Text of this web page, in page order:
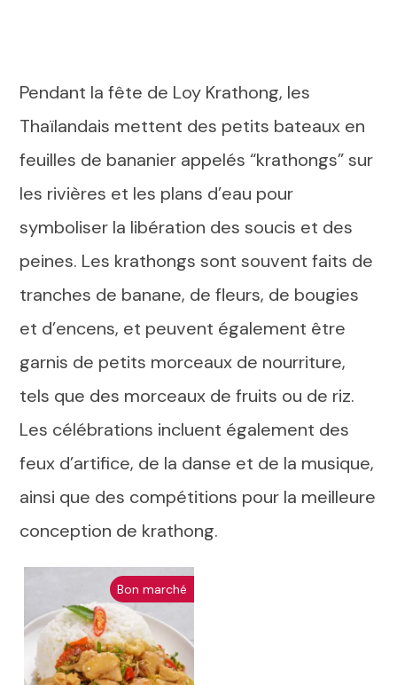
Pendant la fête de Loy Krathong, les
Thaïlandais mettent des petits bateaux en
feuilles de bananier appelés “krathongs” sur
les rivières et les plans d’eau pour
symboliser la libération des soucis et des
peines. Les krathongs sont souvent faits de
tranches de banane, de fleurs, de bougies
et d’encens, et peuvent également être
garnis de petits morceaux de nourriture,
tels que des morceaux de fruits ou de riz.
Les célébrations incluent également des
feux d’artifice, de la danse et de la musique,
ainsi que des compétitions pour la meilleure
conception de krathong.
Bon marché